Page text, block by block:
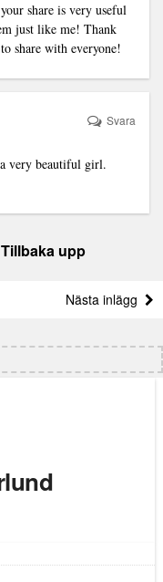
share is very useful
just like me! Thank
share with everyone!
very beautiful girl.
Svara
Tillbaka upp
Nästa inlägg